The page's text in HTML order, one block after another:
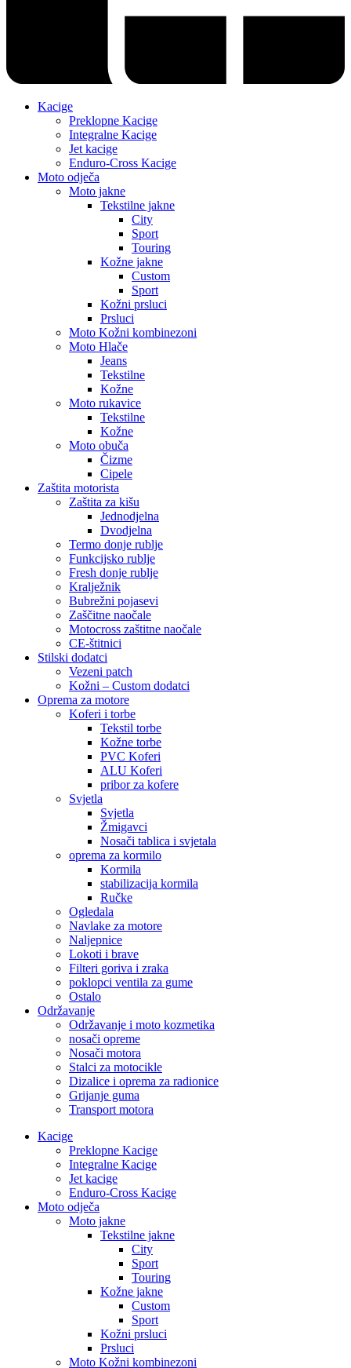
Kacige
Preklopne Kacige
Integralne Kacige
Jet kacige
Enduro-Cross Kacige
Moto odječa
Moto jakne
Tekstilne jakne
City
Sport
Touring
Kožne jakne
Custom
Sport
Kožni prsluci
Prsluci
Moto Kožni kombinezoni
Moto Hlače
Jeans
Tekstilne
Kožne
Moto rukavice
Tekstilne
Kožne
Moto obuča
Čizme
Cipele
Zaštita motorista
Zaštita za kišu
Jednodjelna
Dvodjelna
Termo donje rublje
Funkcijsko rublje
Fresh donje rublje
Kralježnik
Bubrežni pojasevi
Zaščitne naočale
Motocross zaštitne naočale
CE-štitnici
Stilski dodatci
Vezeni patch
Kožni – Custom dodatci
Oprema za motore
Koferi i torbe
Tekstil torbe
Kožne torbe
PVC Koferi
ALU Koferi
pribor za kofere
Svjetla
Svjetla
Žmigavci
Nosači tablica i svjetala
oprema za kormilo
Kormila
stabilizacija kormila
Ručke
Ogledala
Navlake za motore
Naljepnice
Lokoti i brave
Filteri goriva i zraka
poklopci ventila za gume
Ostalo
Održavanje
Održavanje i moto kozmetika
nosači opreme
Nosači motora
Stalci za motocikle
Dizalice i oprema za radionice
Grijanje guma
Transport motora
Kacige
Preklopne Kacige
Integralne Kacige
Jet kacige
Enduro-Cross Kacige
Moto odječa
Moto jakne
Tekstilne jakne
City
Sport
Touring
Kožne jakne
Custom
Sport
Kožni prsluci
Prsluci
Moto Kožni kombinezoni